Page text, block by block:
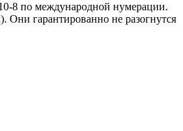
8 по международной нумерации.
гарантированно не разогнутся